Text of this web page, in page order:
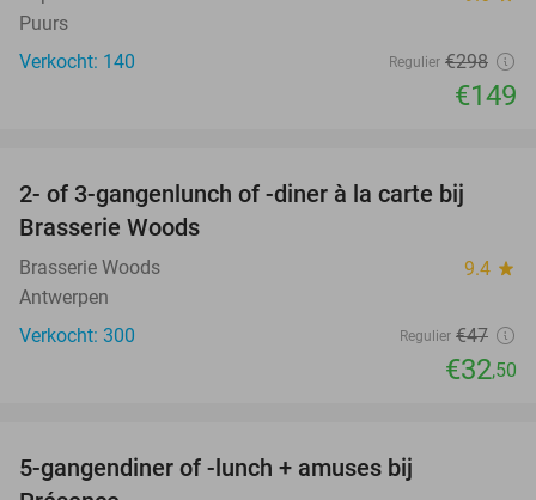
Puurs
Verkocht: 140
Regulier €298
€149
31%
2- of 3-gangenlunch of -diner à la carte bij
Brasserie Woods
Brasserie Woods 9.4 star
Antwerpen
Verkocht: 300
Regulier €47
€32,50
5-gangendiner of -lunch + amuses bij